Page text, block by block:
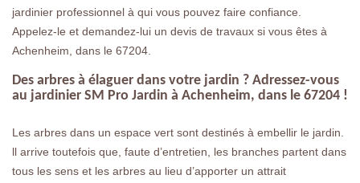
jardinier professionnel à qui vous pouvez faire confiance.
Appelez-le et demandez-lui un devis de travaux si vous êtes à
Achenheim, dans le 67204.
Des arbres à élaguer dans votre jardin ? Adressez-vous
au jardinier SM Pro Jardin à Achenheim, dans le 67204 !
Les arbres dans un espace vert sont destinés à embellir le jardin.
ll arrive toutefois que, faute d’entretien, les branches partent dans
tous les sens et les arbres au lieu d’apporter un attrait